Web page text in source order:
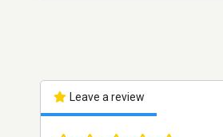
Leave a review